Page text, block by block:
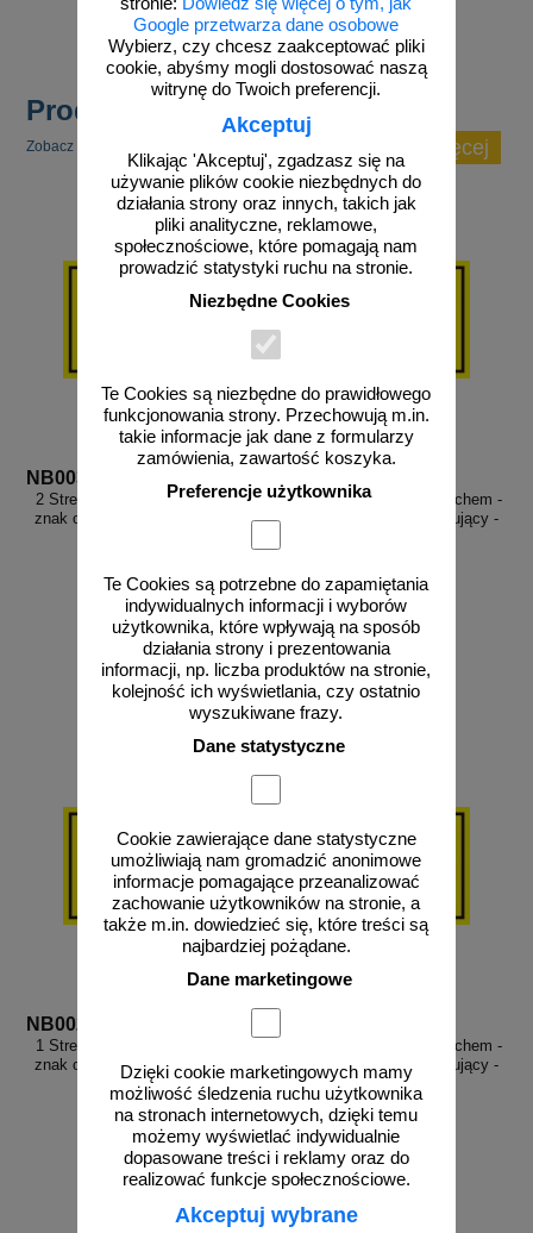
Google przetwarza dane osobowe
Wybierz, czy chcesz zaakceptować pliki
cookie, abyśmy mogli dostosować naszą
witrynę do Twoich preferencji.
Akceptuj
Klikając 'Akceptuj', zgadzasz się na
używanie plików cookie niezbędnych do
działania strony oraz innych, takich jak
pliki analityczne, reklamowe,
społecznościowe, które pomagają nam
prowadzić statystyki ruchu na stronie.
Niezbędne Cookies
Te Cookies są niezbędne do prawidłowego
funkcjonowania strony. Przechowują m.in.
takie informacje jak dane z formularzy
zamówienia, zawartość koszyka.
Preferencje użytkownika
Te Cookies są potrzebne do zapamiętania
indywidualnych informacji i wyborów
użytkownika, które wpływają na sposób
działania strony i prezentowania
informacji, np. liczba produktów na stronie,
kolejność ich wyświetlania, czy ostatnio
wyszukiwane frazy.
Dane statystyczne
Cookie zawierające dane statystyczne
umożliwiają nam gromadzić anonimowe
informacje pomagające przeanalizować
zachowanie użytkowników na stronie, a
także m.in. dowiedzieć się, które treści są
najbardziej pożądane.
Dane marketingowe
Dzięki cookie marketingowych mamy
możliwość śledzenia ruchu użytkownika
na stronach internetowych, dzięki temu
możemy wyświetlać indywidualnie
dopasowane treści i reklamy oraz do
realizować funkcje społecznościowe.
Akceptuj wybrane
do koszyka
Produkty popularne
Zobacz inne popularne produkty w tej kategorii. zobacz więcej
NB003
2 Strefa zagrożenia wybuchem -
znak ostrzegający, informujący -
od 13,30 zł
10,81 zł netto
do koszyka
21 Strefa zagrożenia wybuchem -
znak ostrzegający, informujący -
od 13,30 zł
10,81 zł netto
do koszyka
NB002
1 Strefa zagrożenia wybuchem -
znak ostrzegający, informujący -
NB002
10,81 zł netto
20 Strefa zagrożenia wybuchem -
znak ostrzegający, informujący -
NB006
10,81 zł netto